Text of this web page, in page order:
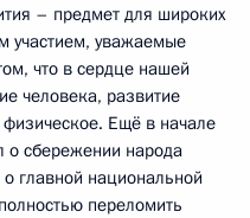
– предмет для широких
участием, уважаемые
что в сердце нашей
человека, развитие
Ещё в начале
о сбережении народа
главной национальной
переломить